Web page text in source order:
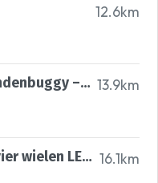
12.6km
13.9km
Ruime dubbele hondenbuggy – opvouwbaar en praktisch! 🐾
16.1km
Balance step met vier wielen LED knipsels